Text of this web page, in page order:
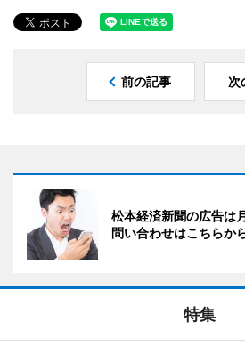
前の記事 次
松本経済新聞の広告は
問い合わせはこちらか
特集